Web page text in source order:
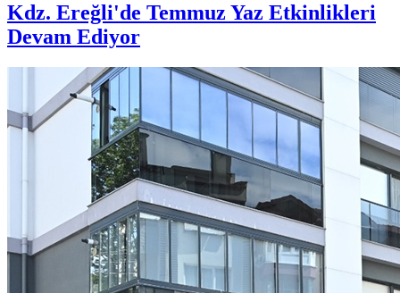
Kdz. Ereğli'de Temmuz Yaz Etkinlikleri
Devam Ediyor